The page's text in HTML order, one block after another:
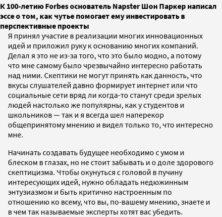
К 100-летию Forbes основатель Napster Шон Паркер написал
эссе о том, как чутье помогает ему инвестировать в
перспективные проекты
Я принял участие в реализации многих инновационных
идей и приложил руку к основанию многих компаний.
Делал я это не из-за того, что это было модно, а потому
что мне самому было чрезвычайно интересно работать
над ними. Скептики не могут принять как данность, что
вкусы слушателей давно формирует интернет или что
социальные сети вряд ли когда-то станут среди зрелых
людей настолько же популярны, как у студентов и
школьников — так и я всегда шел наперекор
общепринятому мнению и видел только то, что интересно
мне.
Начинать создавать будущее необходимо с умом и
блеском в глазах, но не стоит забывать и о доле здорового
скептицизма. Чтобы окунуться с головой в пучину
интересующих идей, нужно обладать недюжинным
энтузиазмом и быть критично настроенным по
отношению ко всему, что вы, по-вашему мнению, знаете и
в чем так называемые эксперты хотят вас убедить.